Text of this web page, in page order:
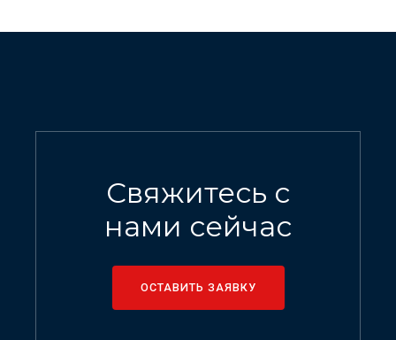
Свяжитесь с
нами сейчас
ОСТАВИТЬ ЗАЯВКУ